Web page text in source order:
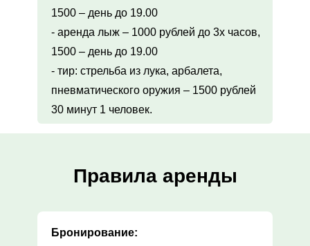
1500 – день до 19.00
- аренда лыж – 1000 рублей до 3х часов,
1500 – день до 19.00
- тир: стрельба из лука, арбалета,
пневматического оружия – 1500 рублей
30 минут 1 человек.
Правила аренды
Бронирование: